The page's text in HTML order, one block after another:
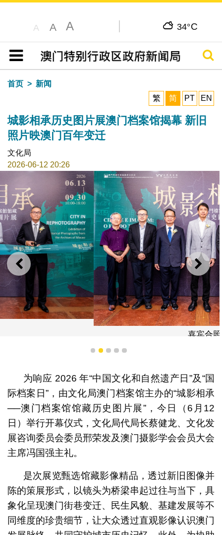
A A A 34°C
目录
搜寻
首页
新闻
繁
简 PT EN
城影相承历史图片展澳门档案馆揭幕 新旧
照片映澳门百年变迁
文化局
2026-06-12 20:26
上一则 下一
1 2 3 4 5
为响应 2026 年“中国文化和自然遗产日”及“国
际档案日”，由文化局澳门档案馆主办的“城影相承
──澳门档案馆馆藏历史图片展”，今日（6月12
日）举行开幕仪式，文化局代局长蔡健龙、文化发
展咨询委员会委员邢荣发及澳门摄影学会会员大会
主席冯国强主礼。
是次展览甄选馆藏影像精品，透过新旧图像并
陈的策展形式，以镜头为桥梁串起过往与当下，具
象化呈现澳门街巷变迁、民生风貌、基建发展等不
同维度的珍贵细节，让大众透过直观影像认识澳门